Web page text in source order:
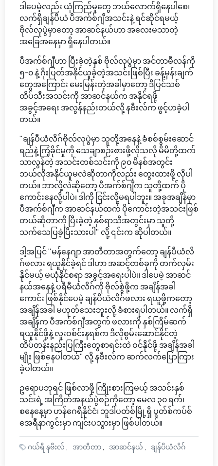
ဒါပေမဲ့လည်း ယုံကြည်မှုတွေ ဘယ်လောက်ရှိနေပါစေ၊
လက်ရှိချန်ပီယံ ပီအက်စ်ဂျီအသင်းနဲ့ ရင်ဆိုင်ရမယ့်
ဗိုလ်လုပွဲမှာတော့ အာဆင်နယ်ဟာ အလေးမသာတဲ့
အခြေအနေမှာ ရှိနေပါတယ်။
ပီအက်စ်ဂျီဟာ ပြီးခဲ့တဲ့နှစ် ဗိုလ်လုပွဲမှာ အင်တာမီလန်ကို
၅-၀ နဲ့ ဂိုးပြတ်အနိုင်ယူခဲ့တဲ့အသင်းဖြစ်ပြီး ခန့်မှန်းချက်
တွေအကြောင်း မေးမြန်းတဲ့အခါမှာတော့ ဒီပြင်သစ်
ထိပ်သီးအသင်းကို အာဆင်နယ်က အနိုင်ရဖို့
အခွင့်အရေး အလွန်နည်းတယ်လို့ နဗီးလ်က ဖွင့်ဟခဲ့ပါ
တယ်။
"ချန်ပီယံလိဂ်ဗိုလ်လုပွဲမှာ သူတို့အနေနဲ့ ခံစစ်စွမ်းဆောင်
ရည်နဲ့ ကြံ့ခိုင်မှုကို သေချာစဉ်းစားဖို့လိုသလို မိမိတို့ထက်
သာလွန်တဲ့ အသင်းတစ်သင်းကို ၉၀ မိနစ်အတွင်း
ဘယ်လိုအနိုင်ယူမလဲဆိုတာကိုလည်း တွေးထားဖို့ လိုပါ
တယ်။ ဘာလို့လဲဆိုတော့ ပီအက်စ်ဂျီက သူတို့ထက် ပို
ကောင်းနေလို့ပါပဲ၊ ဒါကို ငြင်းလို့မရပါဘူး။ အခုအချိန်မှာ
ပီအက်စ်ဂျီက အာဆင်နယ်ထက် ပိုကောင်းတဲ့အသင်းဖြစ်
တယ်ဆိုတာကို ပြီးခဲ့တဲ့ နှစ်ရာသီအတွင်းမှာ သူတို့
သက်သေပြခဲ့ပြီးသားပါ" လို့ ၎င်းက ဆိုပါတယ်။
ဒါ့အပြင် "မန်နေဂျာ အာတီတာအတွက်တော့ ချန်ပီယံလိ
ဂ်ဖလား ရယူနိုင်ခဲ့ရင် ဒါဟာ အဆင့်တစ်ခုကို တက်လှမ်း
နိုင်မယ့် မယုံနိုင်စရာ အခွင့်အရေးပါပဲ။ ဒါပေမဲ့ အာဆင်
နယ်အနေနဲ့ ပရီမီယံလိဂ်ကို ဗိုလ်စွဲဖို့က အချိန်အခါ
ကောင်း ဖြစ်နိုင်ပေမဲ့ ချန်ပီယံလိဂ်ဖလား ရယူဖို့ကတော့
အချိန်အခါ မဟုတ်သေးဘူးလို့ ခံစားရပါတယ်။ လက်ရှိ
အချိန်က ပီအက်စ်ဂျီအတွက် ဖလားကို နှစ်ကြိမ်ဆက်
ရယူနိုင်ဖို့နဲ့ လူးဝစ်င်းနရစ်က ဒီလိုစွမ်းဆောင်နိုင်တဲ့
ထိပ်တန်းနည်းပြကြီးတွေစာရင်းထဲ ဝင်နိုင်ဖို့ အချိန်အခါ
မျိုး ဖြစ်နေပါတယ်" လို့ နဗီးလ်က ဆက်လက်ပြောကြား
ခဲ့ပါတယ်။
ဥရောပဘုရင် ဖြစ်လာဖို့ ကြိုးစားကြမယ့် အသင်းနှစ်
သင်းရဲ့ အကြိတ်အနယ်ပွဲစဉ်ကိုတော့ မေလ ၃၀ ရက်၊
စနေနေ့မှာ ဟန်ဂေရီနိုင်ငံ၊ ဘူဒါပတ်စ်မြို့ရှိ ပွတ်စ်ကပ်စ်
အေရီနာကွင်းမှာ ကျင်းပသွားမှာ ဖြစ်ပါတယ်။
ဂယ်ရီ နဗီးလ် အာတီတာ အာဆင်နယ် ချန်ပီယံလိဂ်